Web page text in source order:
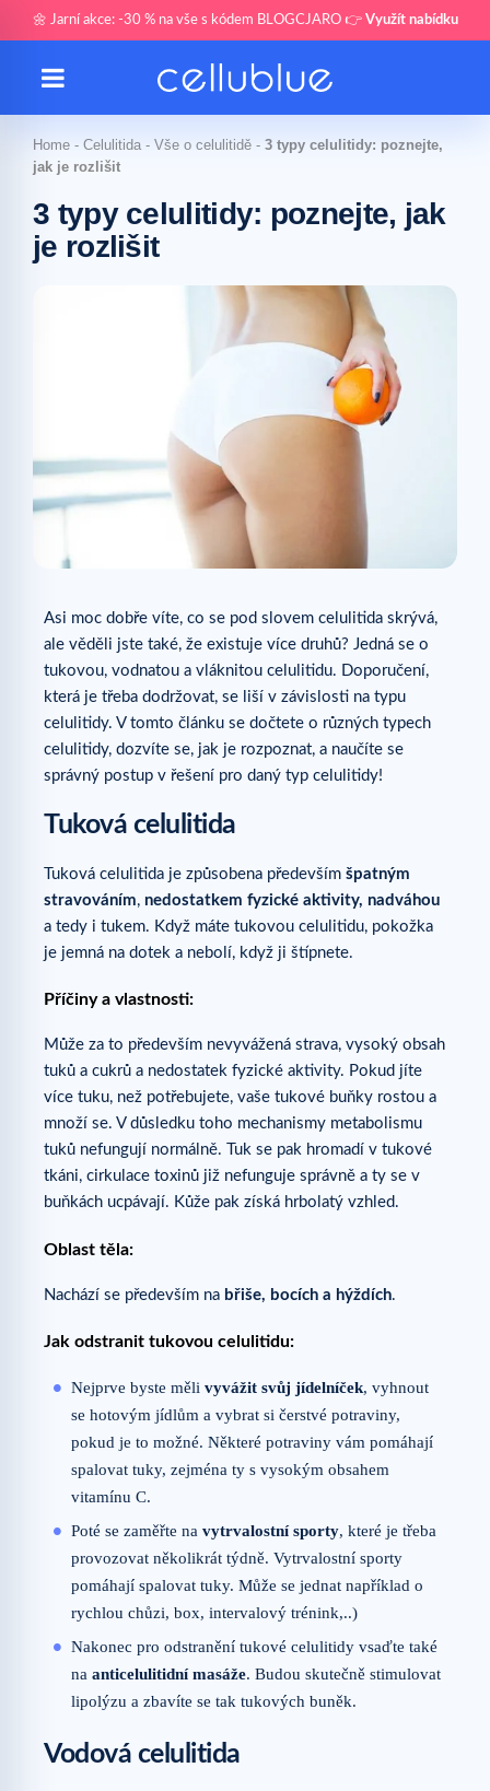
🌼 Jarní akce: -30 % na vše s kódem BLOGCJARO 👉 Využít nabídku
Home - Celulitida - Vše o celulitidě - 3 typy celulitidy: poznejte,
jak je rozlišit
3 typy celulitidy: poznejte, jak
je rozlišit
Asi moc dobře víte, co se pod slovem celulitida skrývá,
ale věděli jste také, že existuje více druhů? Jedná se o
tukovou, vodnatou a vláknitou celulitidu. Doporučení,
která je třeba dodržovat, se liší v závislosti na typu
celulitidy. V tomto článku se dočtete o různých typech
celulitidy, dozvíte se, jak je rozpoznat, a naučíte se
správný postup v řešení pro daný typ celulitidy!
Tuková celulitida
Tuková celulitida je způsobena především špatným
stravováním, nedostatkem fyzické aktivity, nadváhou
a tedy i tukem. Když máte tukovou celulitidu, pokožka
je jemná na dotek a nebolí, když ji štípnete.
Příčiny a vlastnosti:
Může za to především nevyvážená strava, vysoký obsah
tuků a cukrů a nedostatek fyzické aktivity. Pokud jíte
více tuku, než potřebujete, vaše tukové buňky rostou a
množí se. V důsledku toho mechanismy metabolismu
tuků nefungují normálně. Tuk se pak hromadí v tukové
tkáni, cirkulace toxinů již nefunguje správně a ty se v
buňkách ucpávají. Kůže pak získá hrbolatý vzhled.
Oblast těla:
Nachází se především na břiše, bocích a hýždích.
Jak odstranit tukovou celulitidu:
Nejprve byste měli vyvážit svůj jídelníček, vyhnout
se hotovým jídlům a vybrat si čerstvé potraviny,
pokud je to možné. Některé potraviny vám pomáhají
spalovat tuky, zejména ty s vysokým obsahem
vitamínu C.
Poté se zaměřte na vytrvalostní sporty, které je třeba
provozovat několikrát týdně. Vytrvalostní sporty
pomáhají spalovat tuky. Může se jednat například o
rychlou chůzi, box, intervalový trénink,..)
Nakonec pro odstranění tukové celulitidy vsaďte také
na anticelulitidní masáže. Budou skutečně stimulovat
lipolýzu a zbavíte se tak tukových buněk.
Vodová celulitida